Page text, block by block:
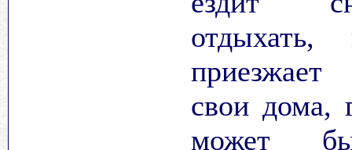
отдыхать,
свои дома,
может